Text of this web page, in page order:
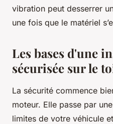
vibration peut desserrer
une fois que le matériel
Les bases d'une
sécurisée sur le
La sécurité commence
moteur. Elle passe par
limites de votre véhicule